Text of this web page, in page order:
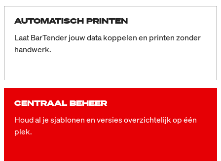
AUTOMATISCH PRINTEN
Laat BarTender jouw data koppelen en printen zonder
handwerk.
CENTRAAL BEHEER
Houd al je sjablonen en versies overzichtelijk op één
plek.